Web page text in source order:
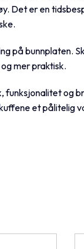
Det er en
på bunnplaten.
mer praktisk.
funksjonalitet og
et pålitelig